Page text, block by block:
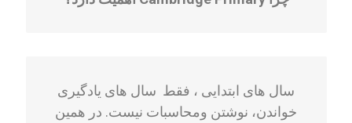
سال های ابتدایی ، فقط سال های یادگیری
خواندن، نوشتن ومحاسبات نیست. در همین